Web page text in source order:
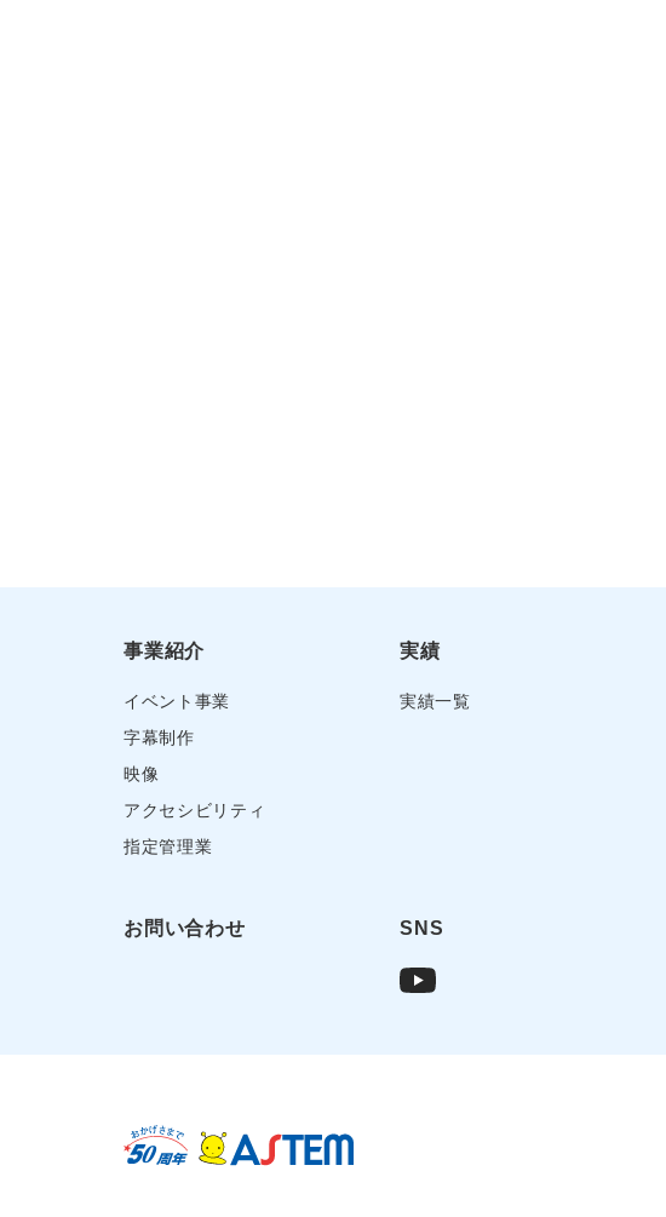
事業紹介
イベント事業
字幕制作
映像
アクセシビリティ
指定管理業
実績
実績一覧
お問い合わせ SNS